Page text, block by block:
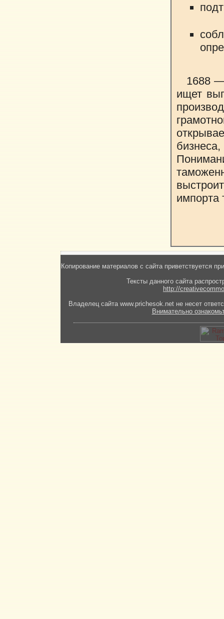
1688
ищет
импорта
Копирование материалов с сайта приветствуется
Тексты данного сайта
http://
Владелец сайта www.prichesok.net не несет
Внимательно